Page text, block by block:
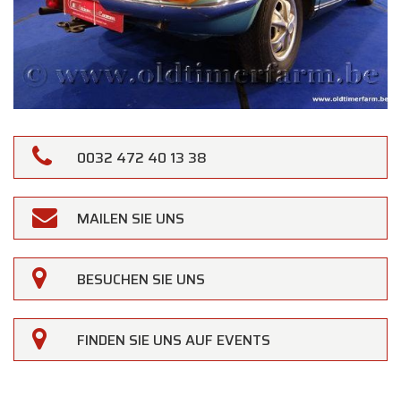
0032 472 40 13 38
MAILEN SIE UNS
BESUCHEN SIE UNS
FINDEN SIE UNS AUF EVENTS